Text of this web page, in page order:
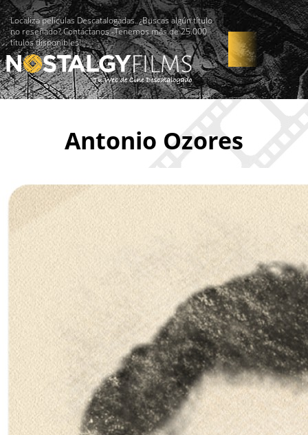
Localiza películas Descatalogadas. ¿Buscas algún título
no reseñado? Contáctanos -Tenemos más de 25.000
títulos disponibles!
Antonio Ozores